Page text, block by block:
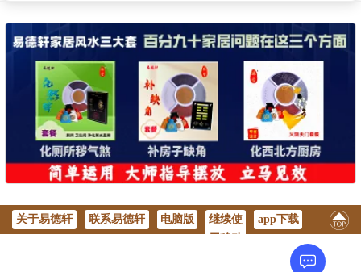
关于易德轩 联系易德轩 电脑版
继续使
app下载